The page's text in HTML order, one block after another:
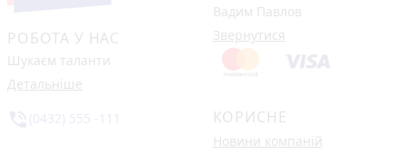
РОБОТА У НАС
Шукаєм таланти
Детальніше
Вадим Павлов
Звернутися
КОРИСНЕ
Новини компаній